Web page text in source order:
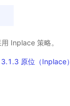
Inplace 策略。
3.1.3 原位（Inplace